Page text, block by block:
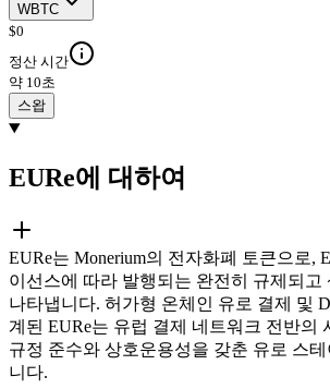
WBTC
$0
정산 시간
약 10초
스왑
EURe에 대하여
EURe는 Monerium의 전자화폐 토큰으로,
이선스에 따라 발행되는 완전히 규제되고
나타냅니다. 허가형 온체인 유로 결제 및
계된 EURe는 유럽 결제 네트워크 전반의
규정 준수와 상호운용성을 갖춘 유로 스
니다.